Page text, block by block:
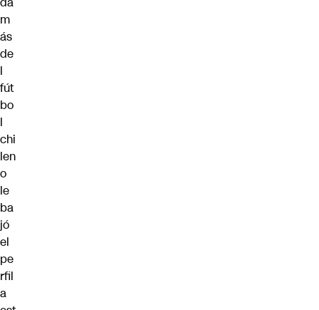
m
ás
de
l
fút
bo
l
chi
len
o
le
ba
jó
el
pe
rfil
a